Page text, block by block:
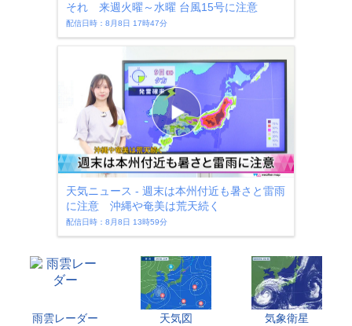
それ 来週火曜～水曜 台風15号に注意
配信日時：8月8日 17時47分
天気ニュース - 週末は本州付近も暑さと雷雨
に注意 沖縄や奄美は荒天続く
配信日時：8月8日 13時59分
雨雲レーダー 天気図 気象衛星